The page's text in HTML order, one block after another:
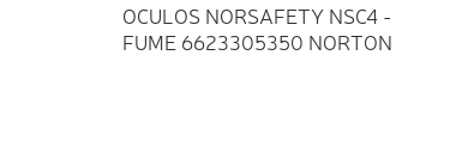
OCULOS NORSAFETY NSC4 -
FUME 6623305350 NORTON